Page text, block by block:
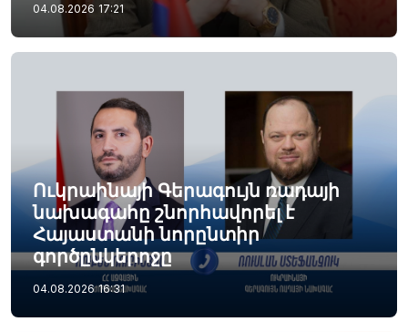
04.08.2026 17:21
Ուկրաինայի Գերագույն ռադայի
նախագահը շնորհավորել է
Հայաստանի նորընտիր
գործընկերոջը
04.08.2026 16:31